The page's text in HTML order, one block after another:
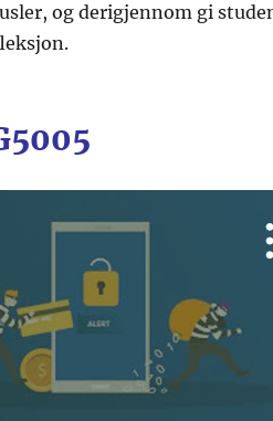
og derigjennom gi